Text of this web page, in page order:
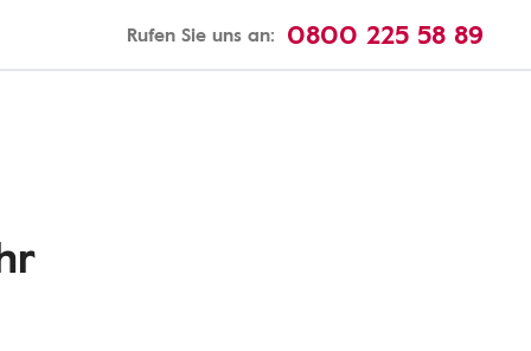
Rufen Sie uns an: 0800 225 58 89